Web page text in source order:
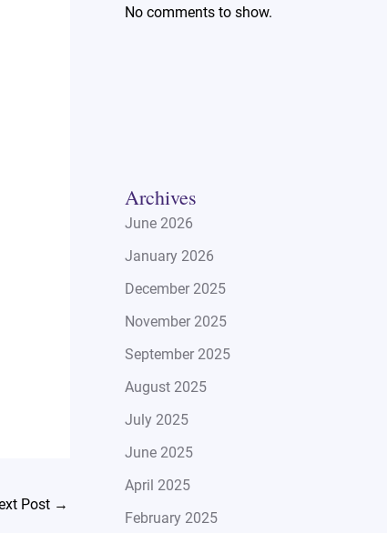
Post →
No comments to show.
Archives
June 2026
January 2026
December 2025
November 2025
September 2025
August 2025
July 2025
June 2025
April 2025
February 2025